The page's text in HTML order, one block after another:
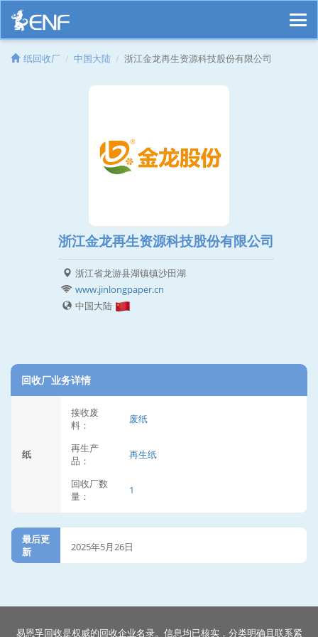
纸回收厂 中国大陆 浙江金龙再生资源科技股份有限公司
浙江金龙再生资源科技股份有限公司
浙江省龙游县湖镇镇沙田湖
www.jinlongpaper.cn
中国大陆
回收厂业务详情
纸
接收废
料：
废纸
再生产
品：
再生纸
回收厂数
量：
1
最后更
新
2025年5月26日
易恩孚回收是权威的回收企业名录。信息均已核实，分类明确且联系紧